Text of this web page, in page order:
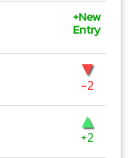
+New
Entry
▼
-2
▲
+2